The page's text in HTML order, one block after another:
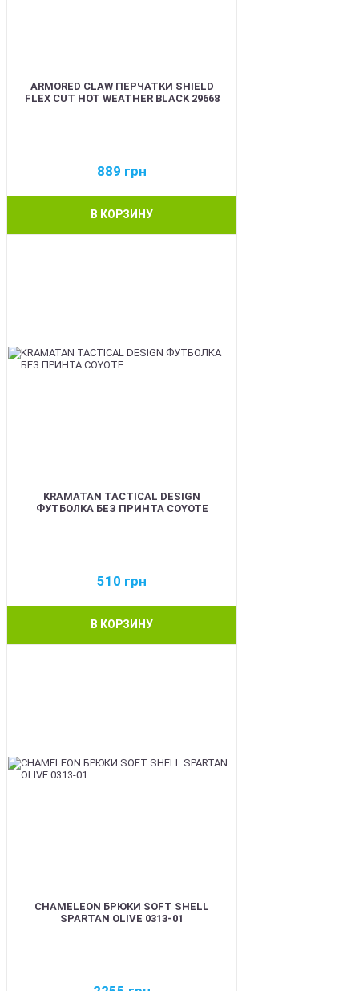
ARMORED CLAW ПЕРЧАТКИ SHIELD
FLEX CUT HOT WEATHER BLACK 29668
889 грн
В КОРЗИНУ
KRAMATAN TACTICAL DESIGN
ФУТБОЛКА БЕЗ ПРИНТА COYOTE
510 грн
В КОРЗИНУ
CHAMELEON БРЮКИ SOFT SHELL
SPARTAN OLIVE 0313-01